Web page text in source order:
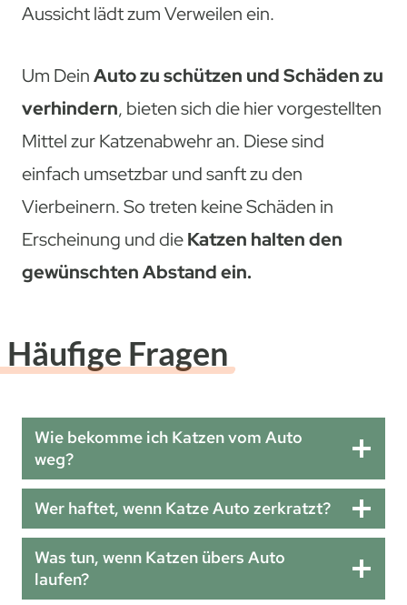
Aussicht lädt zum Verweilen ein.
Um DeinAuto zu schützen und Schäden zu
verhindern, bieten sich die hier vorgestellten
Mittel zur Katzenabwehr an. Diese sind
einfach umsetzbar und sanft zu den
Vierbeinern. So treten keine Schäden in
Erscheinung und dieKatzen halten den
gewünschten Abstand ein.
Häufige Fragen
Wie bekomme ich Katzen vom Auto
weg?
Wer haftet, wenn Katze Auto zerkratzt?
Was tun, wenn Katzen übers Auto
laufen?